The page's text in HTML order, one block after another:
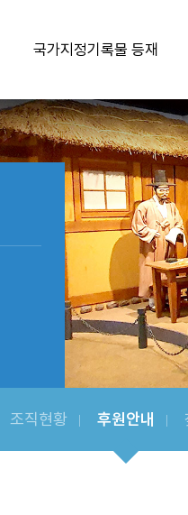
스코 등재 과정
상운동 기록물
기준 충족여부
코 세계기록유산
의 세계기록유산
국가지정기록물 등재
국가지정기록
국가지정기록
『국채보상운
기록물』
조직현황 후원안내